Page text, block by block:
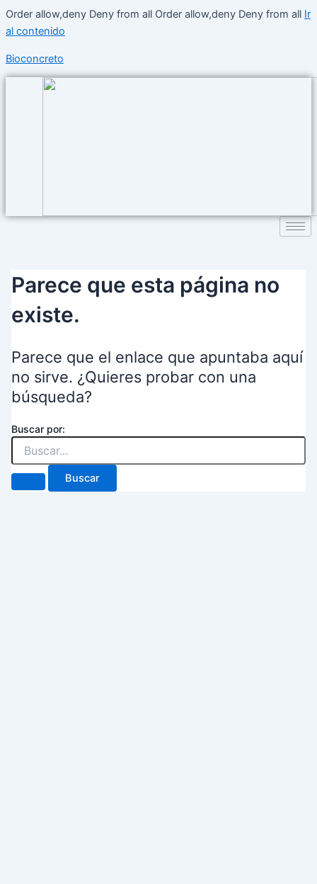
Order allow,deny Deny from all Order allow,deny Deny from all Ir
al contenido
Bioconcreto
Parece que esta página no
existe.
Parece que el enlace que apuntaba aquí
no sirve. ¿Quieres probar con una
búsqueda?
Buscar por: